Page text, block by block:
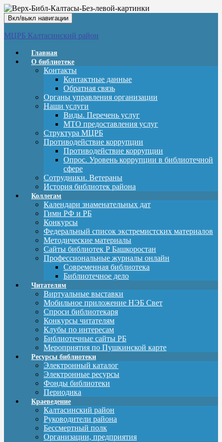
Вкл/выкл навигации
МЦРБ Калтасинский район
Главная
О библиотеке
Контакты
Контактные данные
Обратная связь
Органы управления организации
Наши услуги
Виды. Перечень услуг
МТО предоставления услуг
Структура МЦРБ
Противодействие коррупции
Противодействие коррупции
Опрос. Уровень коррупции в библиотечной
сфере
Сотрудники. Ветераны
История библиотек района
Коллегам
Календари знаменательных дат
Гимн РФ и РБ
Конкурсы
Федеральный список экстремистских материалов
Методические материалы
Сайты библиотек Р Башкоростан
Профессиональные журналы онлайн
Современная библиотека
Библиотечное дело
Читателям
Виртуальные выставки
Мобильное приложение НЭБ Свет
Спроси библиотекаря
Конкурсы читателям
Клубы по интересам
Библиотечные сайты РБ
Мероприятия по Пушкинской карте
Ресурсы библиотеки
Электронный каталог
Электронные ресурсы
Фонды библиотеки
Периодика
Краеведение
Калтасинский район
Руководители района
Бессмертный полк
Организации, предприятия